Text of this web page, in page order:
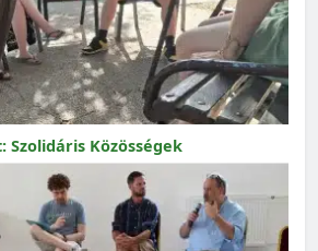
Szolidáris Közösségek